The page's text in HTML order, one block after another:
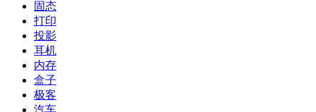
固态
打印
投影
耳机
内存
盒子
极客
汽车